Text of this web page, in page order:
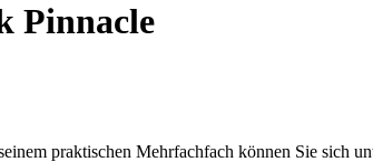
Pinnacle
praktischen Mehrfachfach können Sie sich